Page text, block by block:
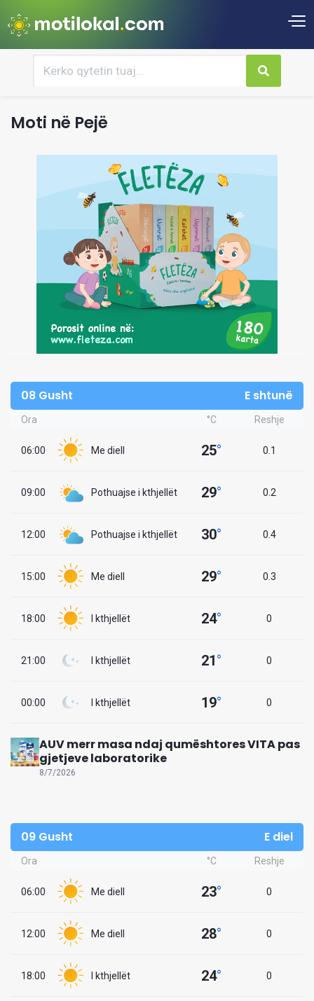
Moti në Pejë
08 Gusht E shtunë
Ora °C Reshje
06:00 Me diell 25° 0.1
09:00 Pothuajse i kthjellët 29° 0.2
12:00 Pothuajse i kthjellët 30° 0.4
15:00 Me diell 29° 0.3
18:00 I kthjellët 24° 0
21:00 I kthjellët 21° 0
00:00 I kthjellët 19° 0
AUV merr masa ndaj qumështores VITA pas
gjetjeve laboratorike
8/7/2026
09 Gusht E diel
Ora °C Reshje
06:00 Me diell 23° 0
12:00 Me diell 28° 0
18:00 I kthjellët 24° 0